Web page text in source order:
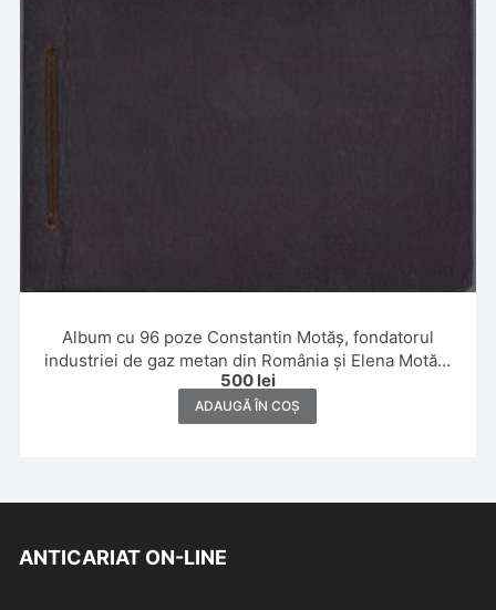
Album cu 96 poze Constantin Motăș, fondatorul
industriei de gaz metan din România și Elena Motăș,
1929, Constanța, Giurgiu, Sibiu, Tușnad, Șuici,
Făgăraș și Dragoslavele
500 lei
ADAUGĂ ÎN COȘ
ANTICARIAT ON-LINE